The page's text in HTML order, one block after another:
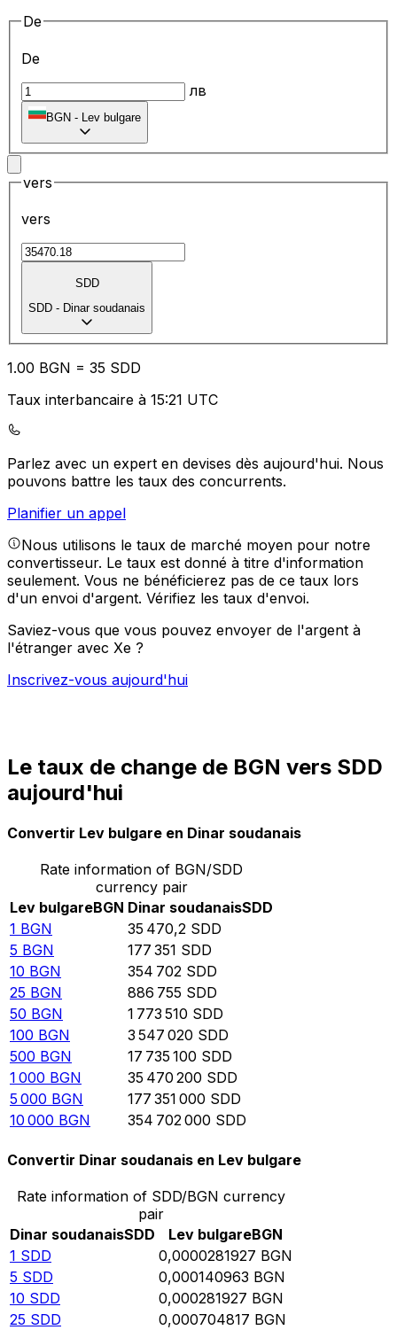
De
De
лв
BGN - Lev bulgare
vers
vers
SDD
SDD - Dinar soudanais
1.00 BGN = 35 SDD
Taux interbancaire à 15:21 UTC
Parlez avec un expert en devises dès aujourd'hui. Nous
pouvons battre les taux des concurrents.
Planifier un appel
Nous utilisons le taux de marché moyen pour notre
convertisseur. Le taux est donné à titre d'information
seulement. Vous ne bénéficierez pas de ce taux lors
d'un envoi d'argent. Vérifiez les taux d'envoi.
Saviez-vous que vous pouvez envoyer de l'argent à
l'étranger avec Xe ?
Inscrivez-vous aujourd'hui
Le taux de change de BGN vers SDD
aujourd'hui
Convertir Lev bulgare en Dinar soudanais
Rate information of BGN/SDD
currency pair
Lev bulgareBGN Dinar soudanaisSDD
1 BGN 35 470,2 SDD
5 BGN 177 351 SDD
10 BGN 354 702 SDD
25 BGN 886 755 SDD
50 BGN 1 773 510 SDD
100 BGN 3 547 020 SDD
500 BGN 17 735 100 SDD
1 000 BGN 35 470 200 SDD
5 000 BGN 177 351 000 SDD
10 000 BGN 354 702 000 SDD
Convertir Dinar soudanais en Lev bulgare
Rate information of SDD/BGN currency
pair
Dinar soudanaisSDD Lev bulgareBGN
1 SDD 0,0000281927 BGN
5 SDD 0,000140963 BGN
10 SDD 0,000281927 BGN
25 SDD 0,000704817 BGN